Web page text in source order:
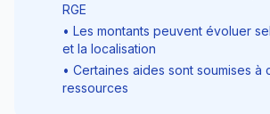
RGE
• Les montants peuvent évoluer
et la localisation
• Certaines aides sont soumises à
ressources